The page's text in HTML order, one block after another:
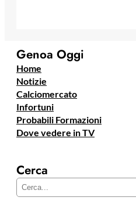
Genoa Oggi
Home
Notizie
Calciomercato
Infortuni
Probabili Formazioni
Dove vedere in TV
Cerca
e